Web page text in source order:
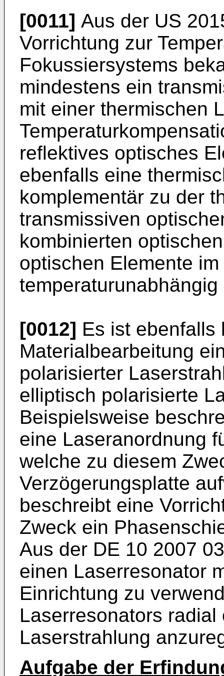
[0011] Aus der US
Vorrichtung zur
Fokussiersystems
mindestens ein
mit einer thermischen
reflektives optisches
ebenfalls eine
komplementär zu der
transmissiven
kombinierten
optischen Elemente
temperaturunabhängig
[0012] Es ist ebenfalls
Materialbearbeitung
polarisierter
elliptisch polarisierte
Beispielsweise
eine Laseranordnung
welche zu diesem
Verzögerungsplatte
beschreibt eine
Zweck ein
Aus der DE 10 2007
einen Laserresonator
Einrichtung zu
Laserresonators
Laserstrahlung
Aufgabe der